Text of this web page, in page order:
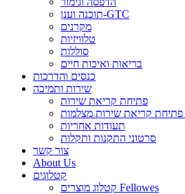
תוכנה וענן-GTC
מקרנים
טלוויזיות
סוללות
בריאות ואיכות חיים
כנסים והדרכות
שירות ותמיכה
פתיחת קריאת שירות
תעודות אחריות
סרטוני התקנות ותקלות
צור קשר
About Us
קטלוגים
קטלוג מוצרים Fellowes